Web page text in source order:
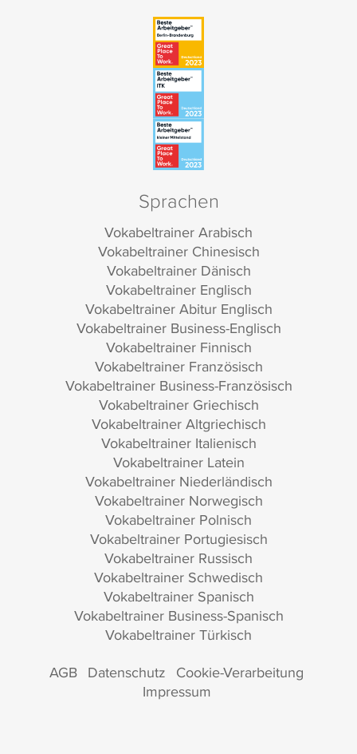
Sprachen
Vokabeltrainer Arabisch
Vokabeltrainer Chinesisch
Vokabeltrainer Dänisch
Vokabeltrainer Englisch
Vokabeltrainer Abitur Englisch
Vokabeltrainer Business-Englisch
Vokabeltrainer Finnisch
Vokabeltrainer Französisch
Vokabeltrainer Business-Französisch
Vokabeltrainer Griechisch
Vokabeltrainer Altgriechisch
Vokabeltrainer Italienisch
Vokabeltrainer Latein
Vokabeltrainer Niederländisch
Vokabeltrainer Norwegisch
Vokabeltrainer Polnisch
Vokabeltrainer Portugiesisch
Vokabeltrainer Russisch
Vokabeltrainer Schwedisch
Vokabeltrainer Spanisch
Vokabeltrainer Business-Spanisch
Vokabeltrainer Türkisch
AGB Datenschutz Cookie-Verarbeitung
Impressum